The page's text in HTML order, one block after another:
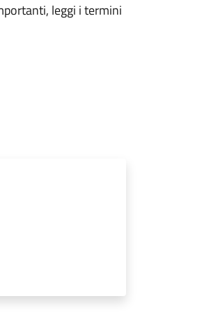
leggi i termini